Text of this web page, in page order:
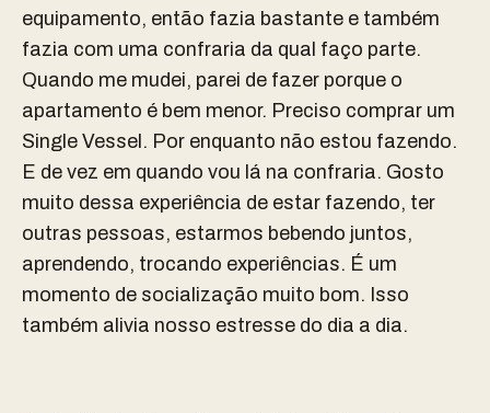
equipamento, então fazia bastante e também
fazia com uma confraria da qual faço parte.
Quando me mudei, parei de fazer porque o
apartamento é bem menor. Preciso comprar um
Single Vessel. Por enquanto não estou fazendo.
E de vez em quando vou lá na confraria. Gosto
muito dessa experiência de estar fazendo, ter
outras pessoas, estarmos bebendo juntos,
aprendendo, trocando experiências. É um
momento de socialização muito bom. Isso
também alivia nosso estresse do dia a dia.